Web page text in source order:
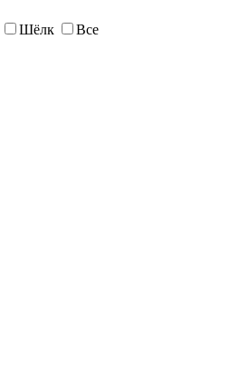
Шёлк Все